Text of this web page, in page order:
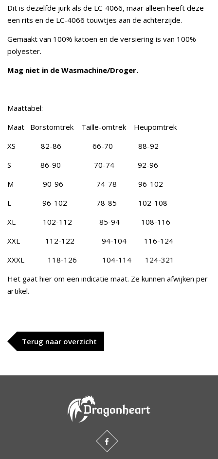
Dit is dezelfde jurk als de LC-4066, maar alleen heeft deze
een rits en de LC-4066 touwtjes aan de achterzijde.
Gemaakt van 100% katoen en de versiering is van 100%
polyester.
Mag niet in de Wasmachine/Droger.
Maattabel:
Maat Borstomtrek Taille-omtrek Heupomtrek
XS 82-86 66-70 88-92
S 86-90 70-74 92-96
M 90-96 74-78 96-102
L 96-102 78-85 102-108
XL 102-112 85-94 108-116
XXL 112-122 94-104 116-124
XXXL 118-126 104-114 124-321
Het gaat hier om een indicatie maat. Ze kunnen afwijken per
artikel.
Terug naar overzicht